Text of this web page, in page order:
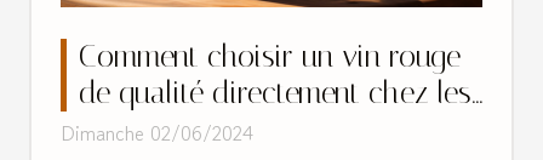
Comment choisir un vin rouge
de qualité directement chez les
petits producteurs
Dimanche 02/06/2024